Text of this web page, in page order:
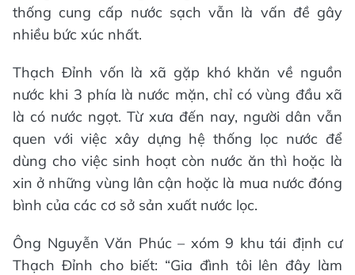
thống cung cấp nước sạch vẫn là vấn đề gây
nhiều bức xúc nhất.
Thạch Đỉnh vốn là xã gặp khó khăn về nguồn
nước khi 3 phía là nước mặn, chỉ có vùng đầu xã
là có nước ngọt. Từ xưa đến nay, người dân vẫn
quen với việc xây dựng hệ thống lọc nước để
dùng cho việc sinh hoạt còn nước ăn thì hoặc là
xin ở những vùng lân cận hoặc là mua nước đóng
bình của các cơ sở sản xuất nước lọc.
Ông Nguyễn Văn Phúc – xóm 9 khu tái định cư
Thạch Đỉnh cho biết: “Gia đình tôi lên đây làm